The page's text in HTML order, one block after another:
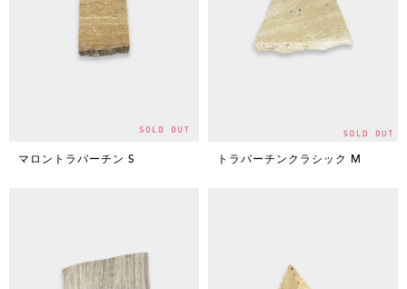
マロントラバーチン S トラバーチンクラシック M